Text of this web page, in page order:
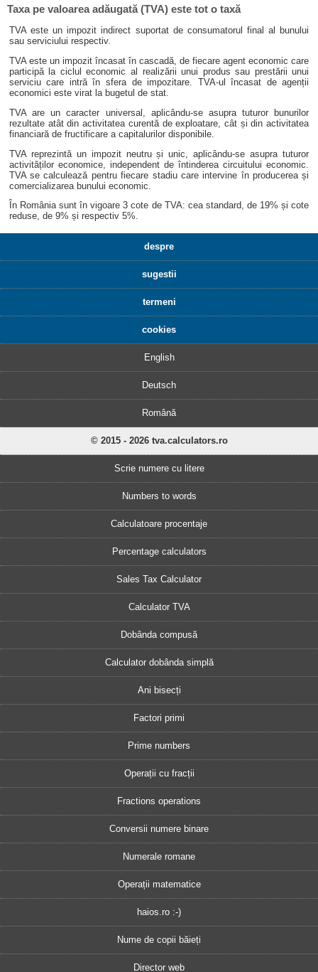
Taxa pe valoarea adăugată (TVA) este tot o taxă
TVA este un impozit indirect suportat de consumatorul final al bunului
sau serviciului respectiv.
TVA este un impozit încasat în cascadă, de fiecare agent economic care
participă la ciclul economic al realizării unui produs sau prestării unui
serviciu care intră în sfera de impozitare. TVA-ul încasat de agenții
economici este virat la bugetul de stat.
TVA are un caracter universal, aplicându-se asupra tuturor bunurilor
rezultate atât din activitatea curentă de exploatare, cât și din activitatea
financiară de fructificare a capitalurilor disponibile.
TVA reprezintă un impozit neutru și unic, aplicându-se asupra tuturor
activităților economice, independent de întinderea circuitului economic.
TVA se calculează pentru fiecare stadiu care intervine în producerea și
comercializarea bunului economic.
În România sunt în vigoare 3 cote de TVA: cea standard, de 19% și cote
reduse, de 9% și respectiv 5%.
despre
sugestii
termeni
cookies
English
Deutsch
Română
© 2015 - 2026 tva.calculators.ro
Scrie numere cu litere
Numbers to words
Calculatoare procentaje
Percentage calculators
Sales Tax Calculator
Calculator TVA
Dobânda compusă
Calculator dobânda simplă
Ani bisecți
Factori primi
Prime numbers
Operații cu fracții
Fractions operations
Conversii numere binare
Numerale romane
Operații matematice
haios.ro :-)
Nume de copii băieți
Director web